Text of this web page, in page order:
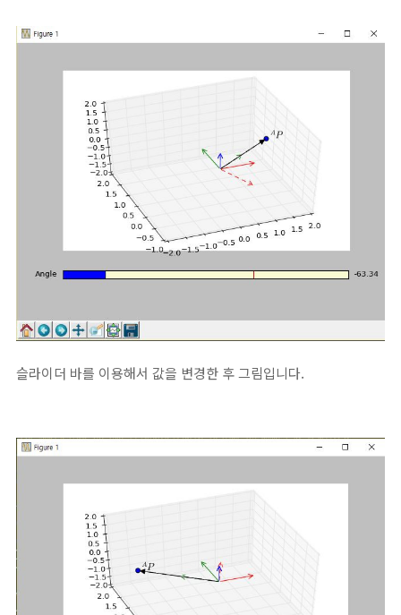
슬라이더 바를 이용해서 값을 변경한 후 그림입니다.